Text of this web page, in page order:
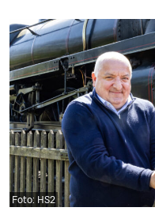
Foto: HS2